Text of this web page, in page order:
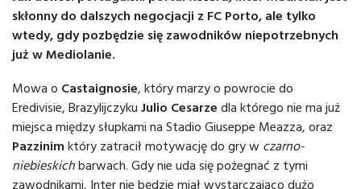
skłonny do dalszych negocjacji z FC Porto, ale tylko
wtedy, gdy pozbędzie się zawodników niepotrzebnych
już w Mediolanie.
Mowa o Castaignosie, który marzy o powrocie do
Eredivisie, Brazylijczyku Julio Cesarze dla którego nie ma już
miejsca między słupkami na Stadio Giuseppe Meazza, oraz
Pazzinim który zatracił motywację do gry w czarno-
niebieskichbarwach. Gdy nie uda się pożegnać z tymi
zawodnikami, Inter nie będzie miał wystarczająco dużo